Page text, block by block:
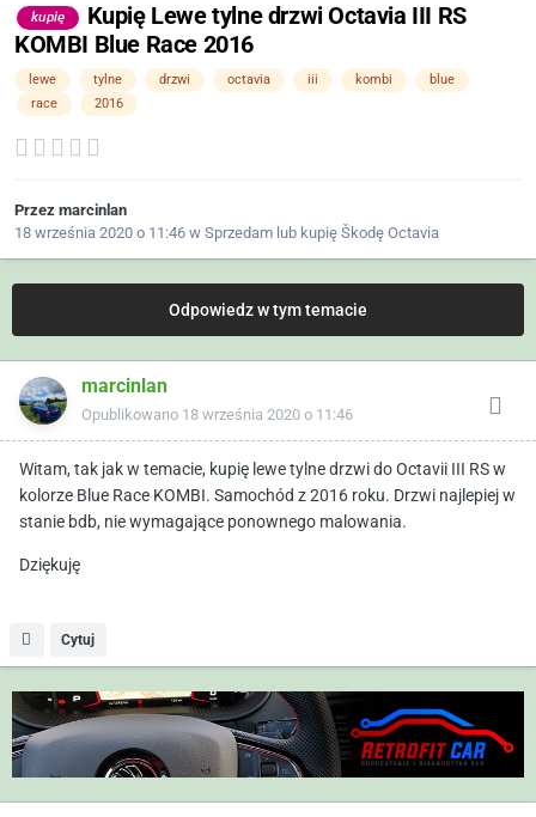
kupię
Kupię Lewe tylne drzwi Octavia III RS
KOMBI Blue Race 2016
lewe tylne drzwi octavia iii kombi
blue
race
2016
Przez marcinlan
18 września 2020 o 11:46 w Sprzedam lub kupię Škodę Octavia
Odpowiedz w tym temacie
marcinlan
Opublikowano 18 września 2020 o 11:46
Witam, tak jak w temacie, kupię lewe tylne drzwi do Octavii III RS w
kolorze Blue Race KOMBI. Samochód z 2016 roku. Drzwi najlepiej w
stanie bdb, nie wymagające ponownego malowania.
Dziękuję
Cytuj